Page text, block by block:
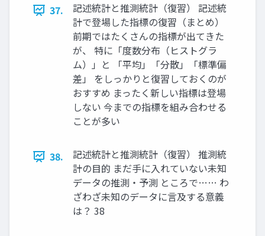
37.
記述統計と推測統計（復習） 記述統
計で登場した指標の復習（まとめ）
前期ではたくさんの指標が出てきた
が、 特に「度数分布（ヒストグラ
ム）」と 「平均」「分散」「標準偏
差」 をしっかりと復習しておくのが
おすすめ まったく新しい指標は登場
しない 今までの指標を組み合わせる
ことが多い
38.
記述統計と推測統計（復習） 推測統
計の目的 まだ手に入れていない未知
データの推測・予測 ところで…… わ
ざわざ未知のデータに言及する意義
は？ 38